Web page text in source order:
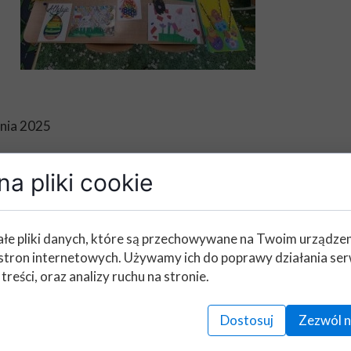
2025
kartka wielkanocna
informujemy, że "Konkurs na najpiękniejszą kartkę
postanowiliśmy, że wszyscy uczestnicy są zwycięzcami
i świątecznego ducha.
prace posłużą szczytnemu celowi.
kartki zostaną przekazane kuracjuszomDom Opieki
pliki cookie
pliki danych, które są przechowywane na Twoim
internetowych. Używamy ich do poprawy działania
oraz analizy ruchu na stronie.
Dostosuj Zezwól